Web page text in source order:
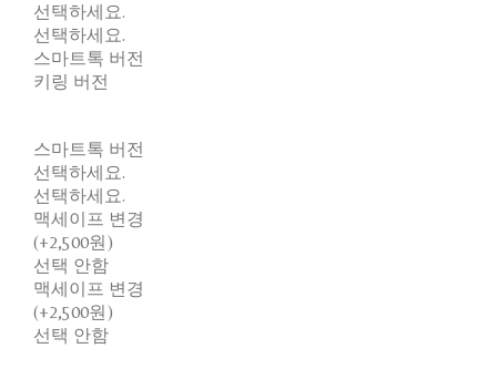
선택하세요.
선택하세요.
스마트톡 버전
키링 버전
스마트톡 버전
선택하세요.
선택하세요.
맥세이프 변경
(+2,500원)
선택 안함
맥세이프 변경
(+2,500원)
선택 안함